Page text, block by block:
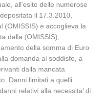
all’esito delle numerose
il 17.3.2010,
(OMISSIS) e accoglieva la
dalla (OMISSIS),
della somma di Euro
domanda al soddisfo, a
dalla mancata
Danni limitati a quelli
relativi alla necessita’ di